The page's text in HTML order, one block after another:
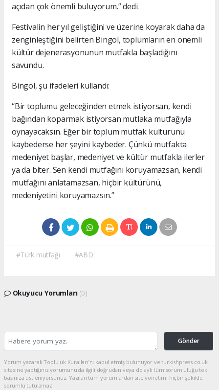
açıdan çok önemli buluyorum.” dedi.
Festivalin her yıl geliştiğini ve üzerine koyarak daha da
zenginleştiğini belirten Bingöl, toplumların en önemli
kültür dejenerasyonunun mutfakla başladığını
savundu.
Bingöl, şu ifadeleri kullandı:
“Bir toplumu geleceğinden etmek istiyorsan, kendi
bağından koparmak istiyorsan mutlaka mutfağıyla
oynayacaksın. Eğer bir toplum mutfak kültürünü
kaybederse her şeyini kaybeder. Çünkü mutfakta
medeniyet başlar, medeniyet ve kültür mutfakla ilerler
ya da biter. Sen kendi mutfağını koruyamazsan, kendi
mutfağını anlatamazsan, hiçbir kültürünü,
medeniyetini koruyamazsın.”
#Türk mutfağı #ABD'
Okuyucu Yorumları (0)
Gönder
Yorum yazarak Topluluk Kuralları’nı kabul etmiş bulunuyor ve turkishpress.co.uk
sitesine yaptığınız yorumunuzla ilgili doğrudan veya dolaylı tüm sorumluluğu tek
başınıza üstleniyorsunuz. Yazılan tüm yorumlardan site yönetimi hiçbir şekilde
sorumlu tutulamaz.